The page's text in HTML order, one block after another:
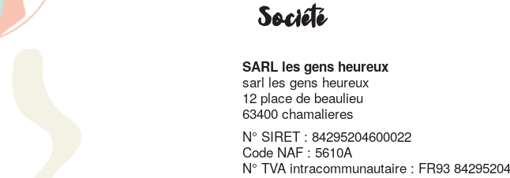
Société
SARL les gens heureux
sarl les gens heureux
12 place de beaulieu
63400 chamalieres
N° SIRET : 84295204600022
Code NAF : 5610A
N° TVA intracommunautaire : FR93